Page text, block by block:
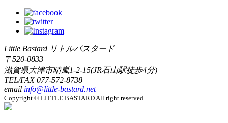
Little Bastard リトルバスタード
〒520-0833
滋賀県大津市晴嵐1-2-15(JR石山駅徒歩4分)
TEL/FAX077-572-8738
email info@little-bastard.net
Copyright © LITTLE BASTARD All right reserved.